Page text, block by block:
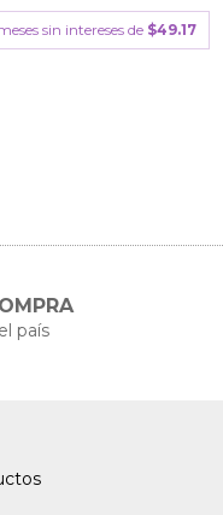
sin intereses de $49.17
país